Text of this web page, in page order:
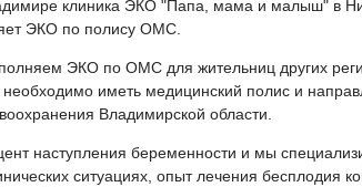
клиника ЭКО "Папа, мама и малыш" в
ЭКО по полису ОМС.
ЭКО по ОМС для жительниц других
необходимо иметь медицинский полис и
Владимирской области.
наступления беременности и мы
ситуациях, опыт лечения бесплодия